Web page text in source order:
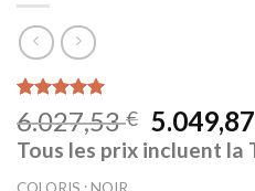
Noté5.00
sur 5 basé
sur
4
client
6.027,53€ 5.049,87
Tous les prix incluent la